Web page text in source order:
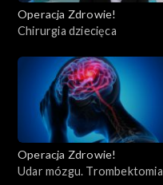
Operacja Zdrowie!
Chirurgia dziecięca
Operacja Zdrowie!
Udar mózgu. Trombektomia